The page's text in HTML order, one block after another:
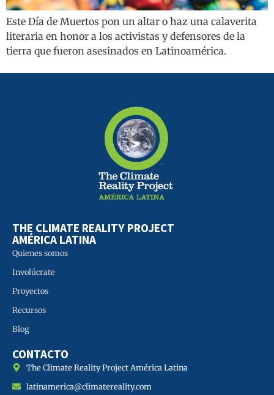
Este Día de Muertos pon un altar o haz una calaverita
literaria en honor a los activistas y defensores de la
tierra que fueron asesinados en Latinoamérica.
THE CLIMATE REALITY PROJECT
AMÉRICA LATINA
Quienes somos
Involúcrate
Proyectos
Recursos
Blog
CONTACTO
The Climate Reality Project América Latina
latinamerica@climatereality.com